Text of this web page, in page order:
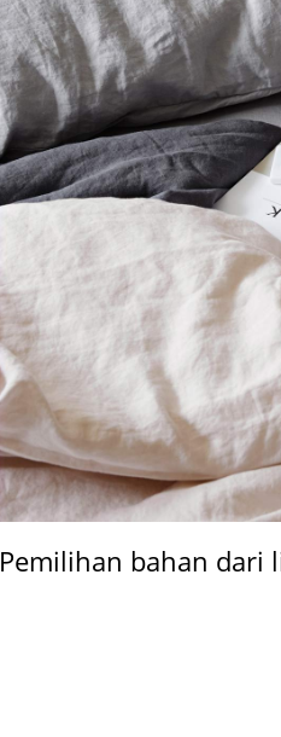
Pemilihan bahan dari